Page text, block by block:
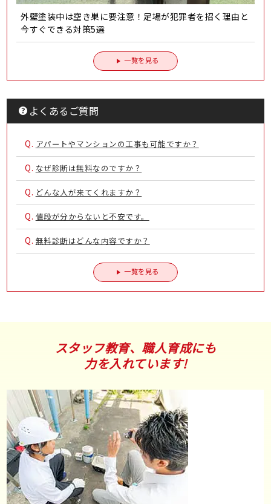
外壁塗装中は空き巣に要注意！足場が犯罪者を招く理由と
今すぐできる対策5選
一覧を見る
よくあるご質問
Q. アパートやマンションの工事も可能ですか？
Q. なぜ診断は無料なのですか？
Q. どんな人が来てくれますか？
Q. 値段が分からないと不安です。
Q. 無料診断はどんな内容ですか？
一覧を見る
スタッフ教育、職人育成にも
力を入れています!